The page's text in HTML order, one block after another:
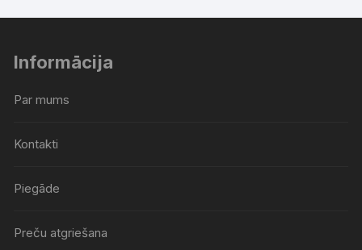
Informācija
Par mums
Kontakti
Piegāde
Preču atgriešana